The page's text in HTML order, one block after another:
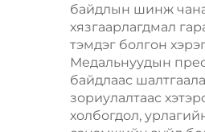
байдлын шинж
хязгаарлагдмал
тэмдэг болгон
Медальнуудын
байдлаас
зориулалтаас
холбогдол,